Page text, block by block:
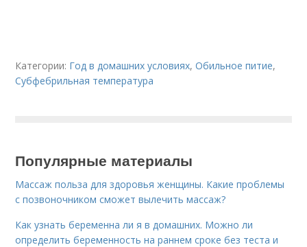
Категории: Год в домашних условиях,Обильное питие,
Субфебрильная температура
Популярные материалы
Массаж польза для здоровья женщины. Какие проблемы
с позвоночником сможет вылечить массаж?
Как узнать беременна ли я в домашних. Можно ли
определить беременность на раннем сроке без теста и